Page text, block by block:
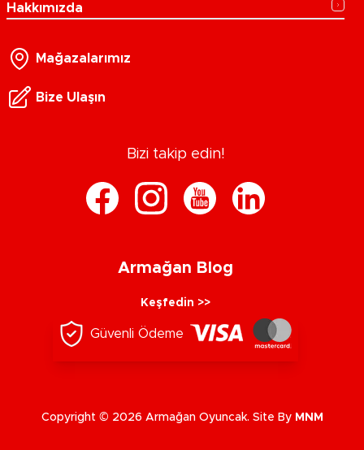
Hakkımızda
Mağazalarımız
Bize Ulaşın
Bizi takip edin!
Armağan Blog
Keşfedin >>
Güvenli Ödeme
Copyright © 2026 Armağan Oyuncak. Site By MNM